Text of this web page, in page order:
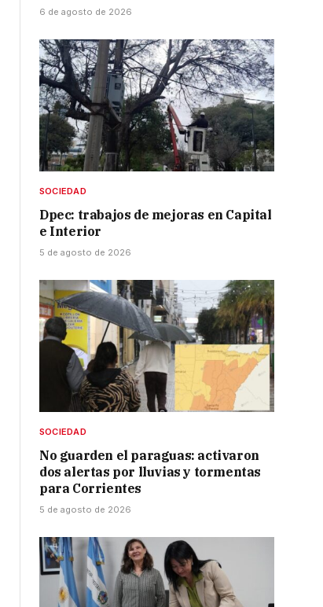
6 de agosto de 2026
SOCIEDAD
Dpec: trabajos de mejoras en Capital
e Interior
5 de agosto de 2026
SOCIEDAD
No guarden el paraguas: activaron
dos alertas por lluvias y tormentas
para Corrientes
5 de agosto de 2026